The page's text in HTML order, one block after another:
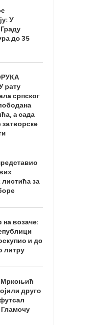
У
до 35
рату
српског
а сада
листића за
на возаче:
и до
литру
Мркоњић
друго